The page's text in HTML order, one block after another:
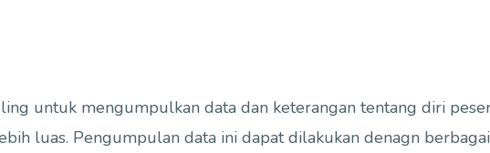
untuk mengumpulkan data dan keterangan tentang diri
luas. Pengumpulan data ini dapat dilakukan denagn